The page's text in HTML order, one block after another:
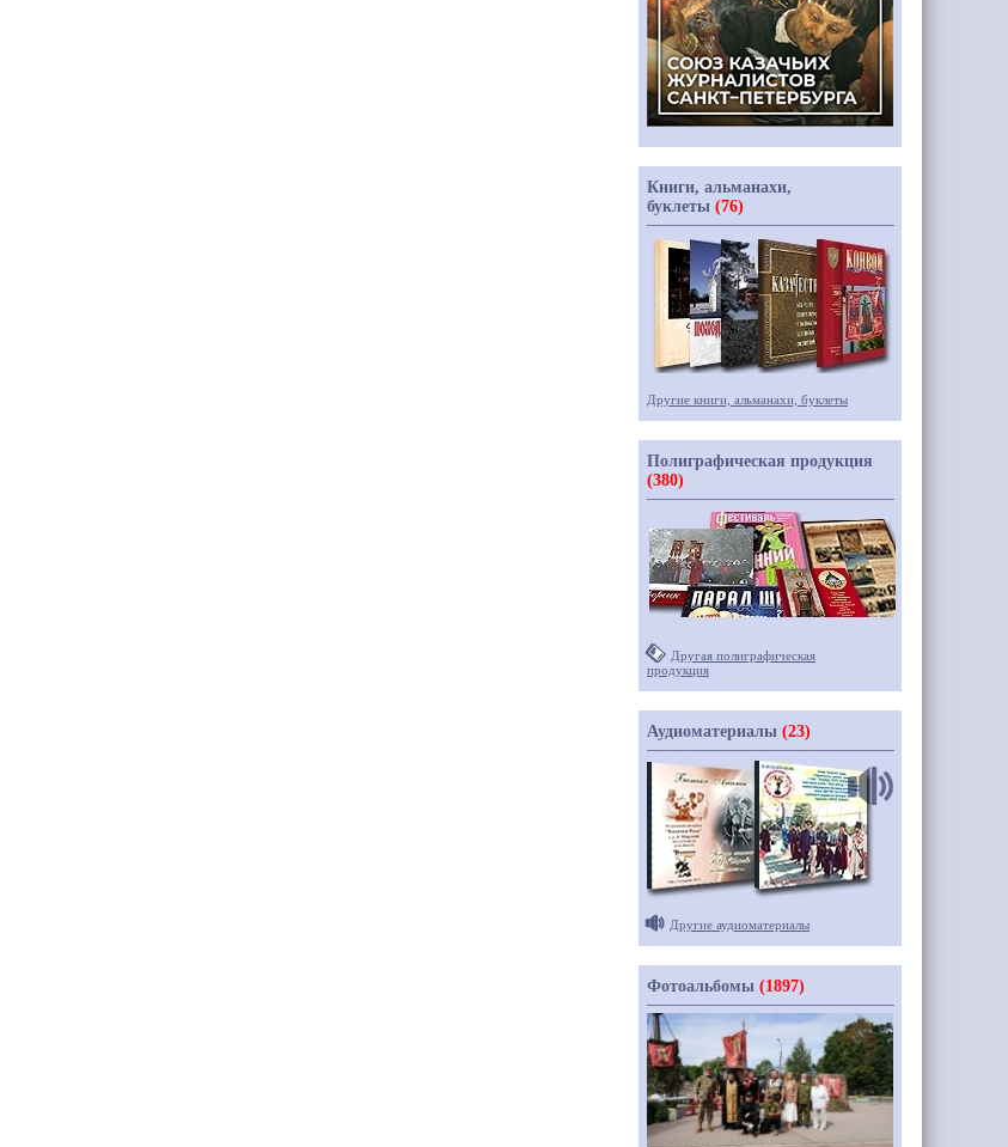
Книги, альманахи,
буклеты (76)
Другие книги, альманахи, буклеты
Полиграфическая продукция
(380)
Другая полиграфическая
продукция
Аудиоматериалы (23)
Другие аудиоматериалы
Фотоальбомы (1897)